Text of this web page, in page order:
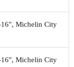
16'', Michelin City
16'', Michelin City